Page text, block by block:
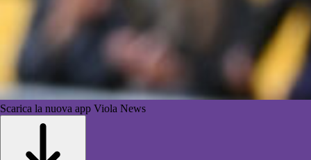
Scarica la nuova app Viola News